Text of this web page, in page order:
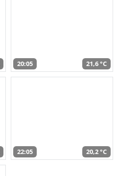
20:05 21,6 °C
22:05 20,2 °C